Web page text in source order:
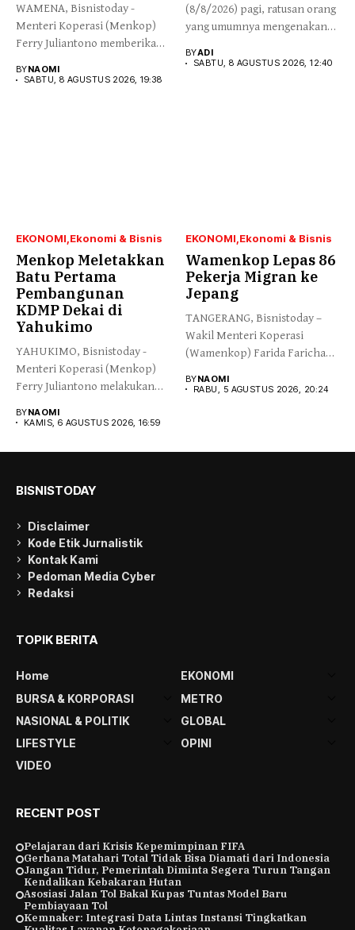
WAMENA, Bisnistoday -
Menteri Koperasi (Menkop)
Ferry Juliantono memberikan
BYNAOMI
SABTU, 8 AGUSTUS 2026, 19:38
(8/8/2026) pagi, ratusan orang
yang umumnya mengenakan
BYADI
SABTU, 8 AGUSTUS 2026, 12:40
EKONOMI Ekonomi & Bisnis
Menkop Meletakkan
Batu Pertama
Pembangunan
KDMP Dekai di
Yahukimo
YAHUKIMO, Bisnistoday -
Menteri Koperasi (Menkop)
Ferry Juliantono melakukan
BYNAOMI
KAMIS, 6 AGUSTUS 2026, 16:59
EKONOMI Ekonomi & Bisnis
Wamenkop Lepas 86
Pekerja Migran ke
Jepang
TANGERANG, Bisnistoday –
Wakil Menteri Koperasi
(Wamenkop) Farida Farichah
BYNAOMI
RABU, 5 AGUSTUS 2026, 20:24
BISNISTODAY
Disclaimer
Kode Etik Jurnalistik
Kontak Kami
Pedoman Media Cyber
Redaksi
TOPIK BERITA
Home
EKONOMI
BURSA & KORPORASI
METRO
NASIONAL & POLITIK
GLOBAL
LIFESTYLE
OPINI
VIDEO
RECENT POST
Pelajaran dari Krisis Kepemimpinan FIFA
Gerhana Matahari Total Tidak Bisa Diamati dari Indonesia
Jangan Tidur, Pemerintah Diminta Segera Turun Tangan
Kendalikan Kebakaran Hutan
Asosiasi Jalan Tol Bakal Kupas Tuntas Model Baru
Pembiayaan Tol
Kemnaker: Integrasi Data Lintas Instansi Tingkatkan